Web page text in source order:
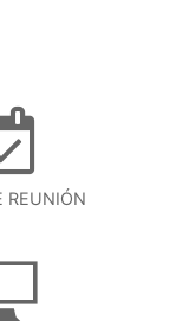
REUNIÓN